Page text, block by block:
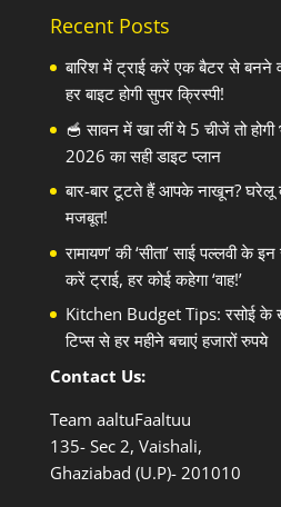
Recent Posts
बारिश में ट्राई करें एक बैटर से
हर बाइट होगी सुपर क्रिस्पी!
🥣 सावन में खा लीं ये 5 चीजें तो
2026 का सही डाइट प्लान
बार-बार टूटते हैं आपके नाखून?
मजबूत!
रामायण’ की ‘सीता’ साई पल्लवी के
करें ट्राई, हर कोई कहेगा ‘वाह!’
Kitchen Budget Tips: रसोई के
टिप्स से हर महीने बचाएं हजारों रुपये
Contact Us:
Team aaltuFaaltuu
135- Sec 2, Vaishali,
Ghaziabad (U.P)- 201010